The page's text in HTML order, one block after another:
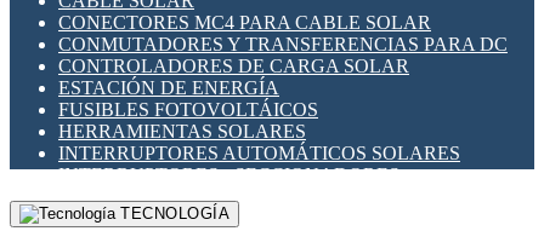
CONECTORES MC4 PARA CABLE SOLAR
CONMUTADORES Y TRANSFERENCIAS PARA DC
CONTROLADORES DE CARGA SOLAR
ESTACIÓN DE ENERGÍA
FUSIBLES FOTOVOLTÁICOS
HERRAMIENTAS SOLARES
INTERRUPTORES AUTOMÁTICOS SOLARES
INTERRUPTORES - SECCIONADORES
FOTOVOLTÁICOS
MONTAJE PANEL SOLAR
TECNOLOGÍA